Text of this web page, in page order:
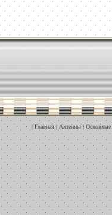
|Главная| Антенны| Основные